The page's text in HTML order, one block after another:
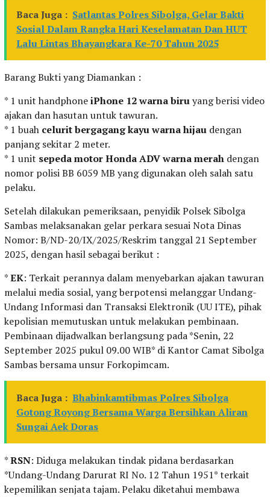
Baca Juga : Satlantas Polres Sibolga, Gelar Bakti
Sosial Dalam Rangka Hari Keselamatan Dan HUT
Lalu Lintas Bhayangkara Ke-70 Tahun 2025
Barang Bukti yang Diamankan :
* 1 unit handphoneiPhone 12 warna biruyang berisi video
ajakan dan hasutan untuk tawuran.
* 1 buah celurit bergagang kayu warna hijau dengan
panjang sekitar 2 meter.
* 1 unit sepeda motor Honda ADV warna merah dengan
nomor polisi BB 6059 MB yang digunakan oleh salah satu
pelaku.
Setelah dilakukan pemeriksaan, penyidik Polsek Sibolga
Sambas melaksanakan gelar perkara sesuai Nota Dinas
Nomor: B/ND-20/IX/2025/Reskrim tanggal 21 September
2025, dengan hasil sebagai berikut :
*EK: Terkait perannya dalam menyebarkan ajakan tawuran
melalui media sosial, yang berpotensi melanggar Undang-
Undang Informasi dan Transaksi Elektronik (UU ITE), pihak
kepolisian memutuskan untuk melakukan pembinaan.
Pembinaan dijadwalkan berlangsung pada *Senin, 22
September 2025 pukul 09.00 WIB* di Kantor Camat Sibolga
Sambas bersama unsur Forkopimcam.
Baca Juga : Bhabinkamtibmas Polres Sibolga
Gotong Royong Bersama Warga Bersihkan Aliran
Sungai Aek Doras
*RSN: Diduga melakukan tindak pidana berdasarkan
*Undang-Undang Darurat RI No. 12 Tahun 1951* terkait
kepemilikan senjata tajam. Pelaku diketahui membawa